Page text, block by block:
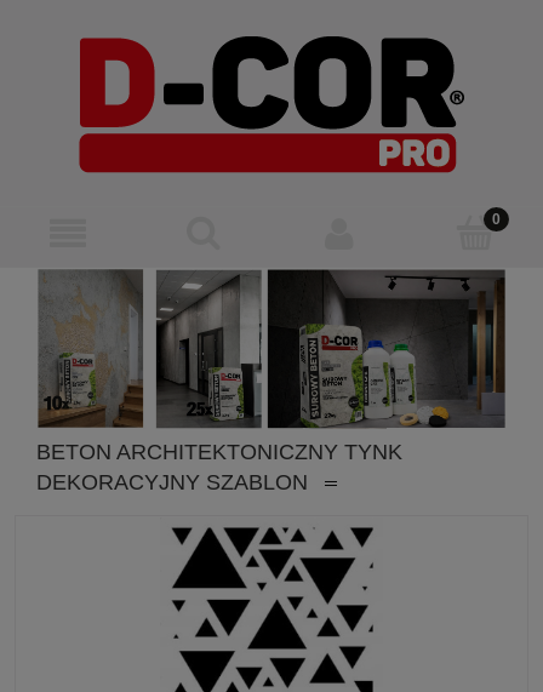
BETON ARCHITEKTONICZNY TYNK
DEKORACYJNY SZABLON